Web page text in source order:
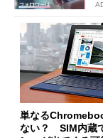
単なる
ない？ SIM内蔵